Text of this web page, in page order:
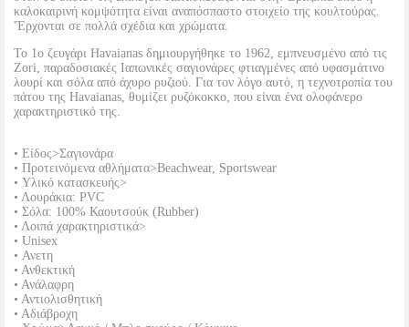
καλοκαιρινή κομψότητα είναι αναπόσπαστο στοιχείο της κουλτούρας.
'Έρχονται σε πολλά σχέδια και χρώματα.
Το 1ο ζευγάρι Havaianas δημιουργήθηκε το 1962, εμπνευσμένο από τις
Zori, παραδοσιακές Ιαπωνικές σαγιονάρες φτιαγμένες από υφασμάτινο
λουρί και σόλα από άχυρο ρυζιού. Για τον λόγο αυτό, η τεχνοτροπία του
πάτου της Havaianas, θυμίζει ρυζόκοκκο, που είναι ένα ολοφάνερο
χαρακτηριστικό της.
• Είδος>Σαγιονάρα
• Προτεινόμενα αθλήματα>Beachwear, Sportswear
• Υλικό κατασκευής>
• Λουράκια: PVC
• Σόλα: 100% Καουτσούκ (Rubber)
• Λοιπά χαρακτηριστικά>
• Unisex
• Ανετη
• Ανθεκτική
• Ανάλαφρη
• Αντιολισθητική
• Αδιάβροχη